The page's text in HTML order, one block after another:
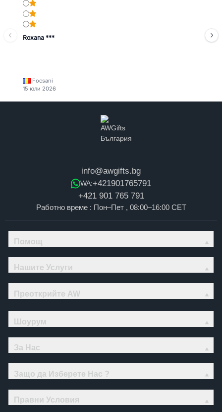
Roxana ***
Focsani
15 юли 2026
info@awgifts.bg
WA:+421901765791
+421 901 765 791
Работно време : Пон–Пет , 08:00–16:00 CET
Помощ
Нашите Услуги
Преоткрийте AW
Шоурум
За Нас
Защо да Изберете Нас ?
Правни Условия